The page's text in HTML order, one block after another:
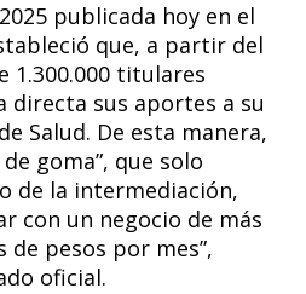
publicada hoy en el
que, a partir del
1.300.000 titulares
directa sus aportes a su
Salud. De esta manera,
goma”, que solo
de la intermediación,
con un negocio de más
de pesos por mes”,
oficial.